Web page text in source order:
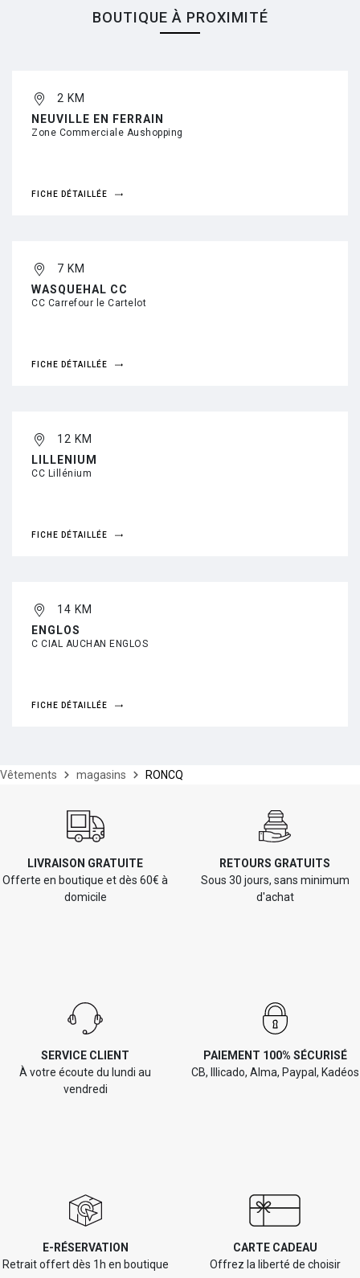
BOUTIQUE À PROXIMITÉ
2 KM
NEUVILLE EN FERRAIN
Zone Commerciale Aushopping
FICHE DÉTAILLÉE
7 KM
WASQUEHAL CC
CC Carrefour le Cartelot
FICHE DÉTAILLÉE
12 KM
LILLENIUM
CC Lillénium
FICHE DÉTAILLÉE
14 KM
ENGLOS
C CIAL AUCHAN ENGLOS
FICHE DÉTAILLÉE
Vêtements magasins RONCQ
LIVRAISON GRATUITE
Offerte en boutique et dès 60€ à
domicile
RETOURS GRATUITS
Sous 30 jours, sans minimum
d'achat
SERVICE CLIENT
À votre écoute du lundi au
vendredi
PAIEMENT 100% SÉCURISÉ
CB, Illicado, Alma, Paypal, Kadéos
E-RÉSERVATION
Retrait offert dès 1h en boutique
CARTE CADEAU
Offrez la liberté de choisir